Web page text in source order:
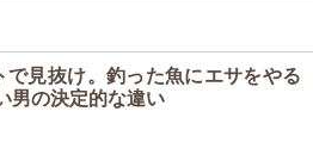
で見抜け。釣った魚にエサをやる
男の決定的な違い